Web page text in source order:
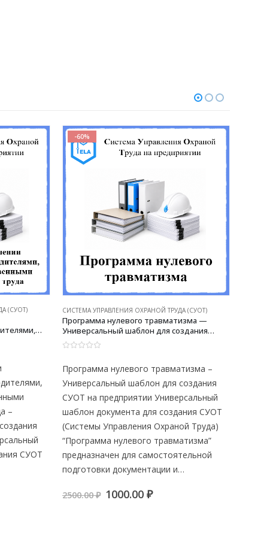
(СУОТ)
лицами
–
СУОТ
-60%
СИСТЕМА УПРАВЛЕНИЯ ОХРАНОЙ ТРУДА (СУОТ)
Программа нулевого травматизма —
Универсальный шаблон для создания
СУОТ на предприятии
Программа нулевого травматизма –
Универсальный шаблон для создания
СУОТ на предприятии Универсальный
шаблон документа для создания СУОТ
(Системы Управления Охраной Труда)
“Программа нулевого травматизма”
предназначен для самостоятельной
подготовки документации и…
2500.00₽ Первоначальная
1000.00₽Текущая